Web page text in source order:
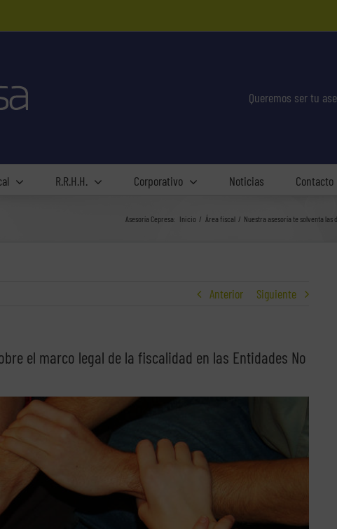
Queremos ser tu
R.R.H.H. Corporativo Noticias Contacto
Asesoría Cepresa: Inicio Área fiscal Nuestra asesoría te solventa
Anterior Siguiente
el marco legal de la fiscalidad en las Entidades No